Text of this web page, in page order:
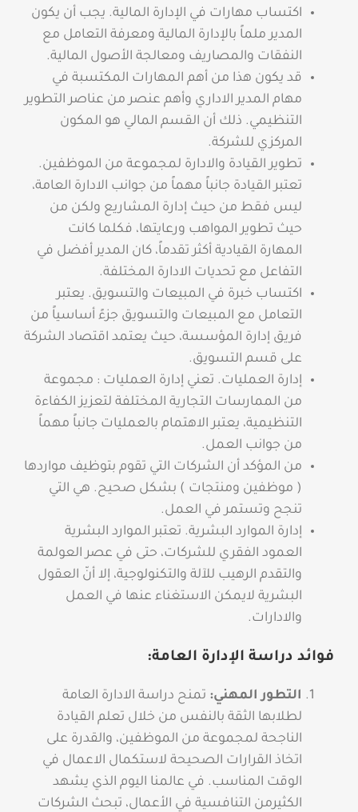
اكتساب مهارات في الإدارة المالية. يجب أن يكون
المدير ملماً بالإدارة المالية ومعرفة التعامل مع
النفقات والمصاريف ومعالجة الأصول المالية.
قد يكون هذا من أهم المهارات المكتسبة في
مهام المدير الاداري وأهم عنصر من عناصر التطوير
التنظيمي. ذلك أن القسم المالي هو المكون
المركزي للشركة.
تطوير القيادة والادارة لمجموعة من الموظفين.
تعتبر القيادة جانباً مهماً من جوانب الادارة العامة،
ليس فقط من حيث إدارة المشاريع ولكن من
حيث تطوير المواهب ورعايتها، فكلما كانت
المهارة القيادية أكثر تقدماً، كان المدير أفضل في
التفاعل مع تحديات الادارة المختلفة.
اكتساب خبرة في المبيعات والتسويق. يعتبر
التعامل مع المبيعات والتسويق جزءً أساسياً من
فريق إدارة المؤسسة، حيث يعتمد اقتصاد الشركة
على قسم التسويق.
إدارة العمليات. تعني إدارة العمليات : مجموعة
من الممارسات التجارية المختلفة لتعزيز الكفاءة
التنظيمية، يعتبر الاهتمام بالعمليات جانباً مهماً
من جوانب العمل.
من المؤكد أن الشركات التي تقوم بتوظيف مواردها
( موظفين ومنتجات ) بشكل صحيح. هي التي
تنجح وتستمر في العمل.
إدارة الموارد البشرية. تعتبر الموارد البشرية
العمود الفقري للشركات، حتى في عصر العولمة
والتقدم الرهيب للآلة والتكنولوجية، إلا أنّ العقول
البشرية لايمكن الاستغناء عنها في العمل
والادارات.
فوائد دراسة الإدارة العامة:
التطور المهني: تمنح دراسة الادارة العامة
لطلابها الثقة بالنفس من خلال تعلم القيادة
الناجحة لمجموعة من الموظفين، والقدرة على
اتخاذ القرارات الصحيحة لاستكمال الاعمال في
الوقت المناسب. في عالمنا اليوم الذي يشهد
الكثيرمن التنافسية في الأعمال، تبحث الشركات